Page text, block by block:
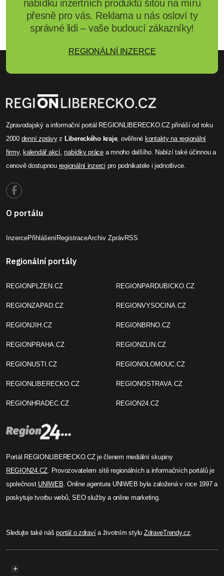
nabídku inzertních produktů šitou na míru
přesně pro vás. Reklama u nás osloví ty
správné lidi – vaše budoucí zákazníky!
REGIONÁLNÍ INZERCE
Zpravodajský a informační portál REGIONLIBERECKO.CZ přináší od roku
2000 denní zprávyz Libereckého kraje, ověřené kontakty na regionální
firmy, kalendář akcí,nabídky prácea mnoho dalšího. Nabízí také účinnou a
cenově dostupnou regionální inzerci pro podnikatele i jednotlivce.
O portálu
InzercePřihlášeníRegistraceArchiv ZprávRSS
Regionální portály
REGIONPLZEN.CZ
REGIONZAPAD.CZ
REGIONJIH.CZ
REGIONPRAHA.CZ
REGIONUSTI.CZ
REGIONLIBERECKO.CZ
REGIONHRADEC.CZ
REGIONPARDUBICKO.CZ
REGIONVYSOCINA.CZ
REGIONBRNO.CZ
REGIONZLIN.CZ
REGIONOLOMOUC.CZ
REGIONOSTRAVA.CZ
REGION24.CZ
Portál REGIONLIBERECKO.CZ je členem mediální skupiny
REGION24.CZ . Provozovatelem sítě regionálních a informačních portálů je
společnost UNIWEB . Online agentura UNIWEB byla založená v roce 1997 a
poskytuje tvorbu webů, SEO služby a online marketing.
Sledujte také nášportál o zdravía životním stylu ZdraveTrendy.cz
+